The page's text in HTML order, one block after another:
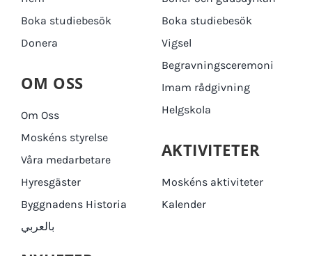
Boka studiebesök
Donera
OM OSS
Om Oss
Moskéns styrelse
Våra medarbetare
Hyresgäster
Byggnadens Historia
بالعربي
Boka studiebesök
Vigsel
Begravningsceremoni
Imam rådgivning
Helgskola
AKTIVITETER
Moskéns aktiviteter
Kalender